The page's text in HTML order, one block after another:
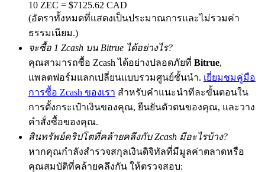
Exclusive for BitMart Users
Register & Trade to Win 500,000 USDT
Precious Metals Trading Carnival
Trade Gold & Silver · 33,333 USDT Bonus
10 ZEC = $7125.62 CAD
(อัตราทั้งหมดที่แสดงเป็นประมาณการและไม่รวมค่า
ธรรมเนียม.)
จะซื้อ 1 Zcash บน Bitrue ได้อย่างไร?
คุณสามารถซื้อ Zcash ได้อย่างปลอดภัยที่ Bitrue,
แพลตฟอร์มแลกเปลี่ยนแบบรวมศูนย์ชั้นนำ. เยี่ยมชมคู่มือ
การซื้อ Zcash ของเรา สำหรับคำแนะนำทีละขั้นตอนใน
การตั้งกระเป๋าเงินของคุณ, ยืนยันตัวตนของคุณ, และวาง
คำสั่งซื้อของคุณ.
สินทรัพย์คริปโตที่คล้ายคลึงกับ Zcash มีอะไรบ้าง?
หากคุณกำลังสำรวจสกุลเงินดิจิทัลที่มีมูลค่าตลาดหรือ
คุณสมบัติที่คล้ายคลึงกัน ให้ตรวจสอบ: